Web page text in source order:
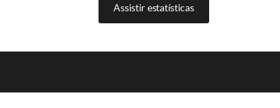
Assistir estatísticas